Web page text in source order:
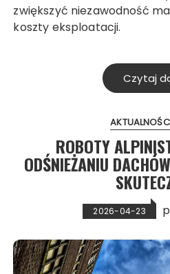
zwiększyć niezawodność
koszty eksploatacji.
Czytaj
ROBOTY
ODŚNIEŻANIU
2026-04-23